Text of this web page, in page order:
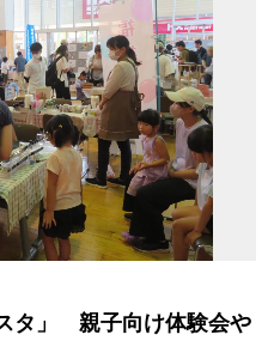
タ」 親子向け体験会や